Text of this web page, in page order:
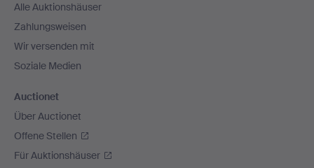
Alle Auktionshäuser
Zahlungsweisen
Wir versenden mit
Soziale Medien
Auctionet
Über Auctionet
Offene Stellen
Für Auktionshäuser